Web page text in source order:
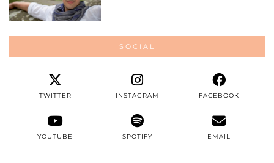
SOCIAL
TWITTER INSTAGRAM FACEBOOK
YOUTUBE SPOTIFY EMAIL